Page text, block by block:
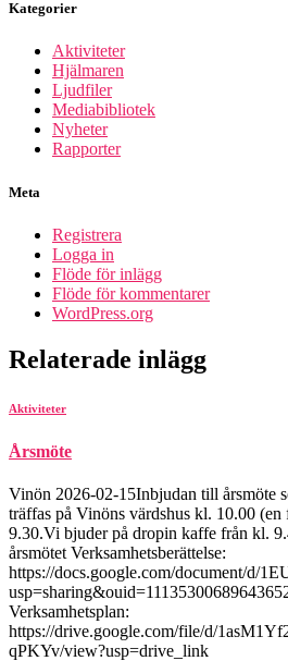
Kategorier
Aktiviteter
Hjälmaren
Ljudfiler
Mediabibliotek
Nyheter
Rapporter
Meta
Registrera
Logga in
Flöde för inlägg
Flöde för kommentarer
WordPress.org
Relaterade inlägg
Aktiviteter
Årsmöte
Vinön 2026-02-15Inbjudan till årsmöte
träffas på Vinöns värdshus kl. 10.00
9.30.Vi bjuder på dropin kaffe från kl.
årsmötet Verksamhetsberättelse:
https://docs.google.com/document/d/
Verksamhetsplan:
https://drive.google.com/file/d/
qPKYv/view?usp=drive_link